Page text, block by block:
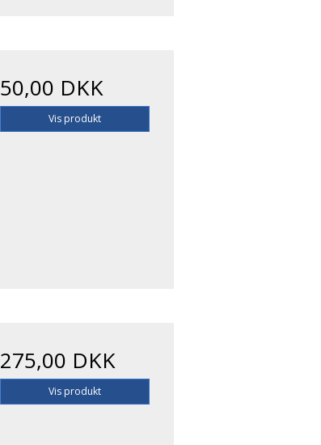
50,00 DKK
Vis produkt
275,00 DKK
Vis produkt